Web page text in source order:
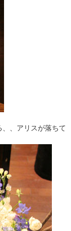
、アリスが落ちて